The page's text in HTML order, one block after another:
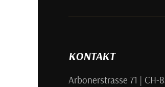
KONTAKT
Arbonerstrasse 71 | CH-